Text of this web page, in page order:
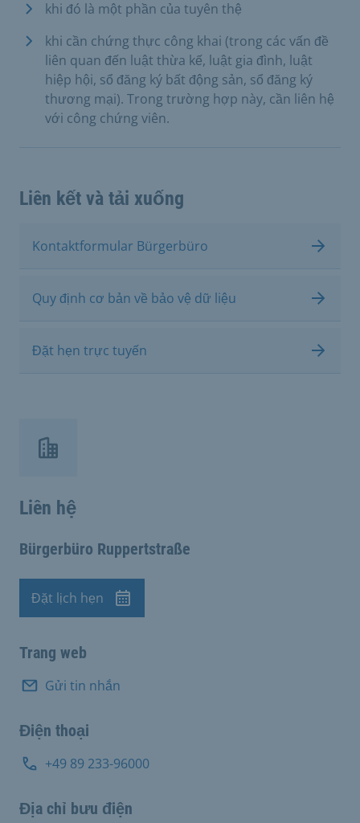
khi đó là một phần của tuyên thệ
khi cần chứng thực công khai (trong các vấn đề
liên quan đến luật thừa kế, luật gia đình, luật
hiệp hội, sổ đăng ký bất động sản, sổ đăng ký
thương mại). Trong trường hợp này, cần liên hệ
với công chứng viên.
Liên kết và tải xuống
Kontaktformular Bürgerbüro
Quy định cơ bản về bảo vệ dữ liệu
Đặt hẹn trực tuyến
Liên hệ
Bürgerbüro Ruppertstraße
Cuộc hẹn
Đặt lịch hẹn
Trang web
Gửi tin nhắn
Điện thoại
+49 89 233-96000
Địa chỉ bưu điện